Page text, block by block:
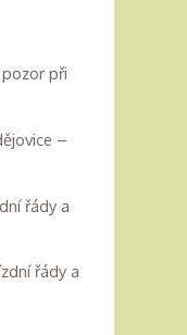
při
–
řády a
řády a